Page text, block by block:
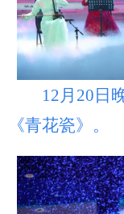
12月20日晚
《青花瓷》。